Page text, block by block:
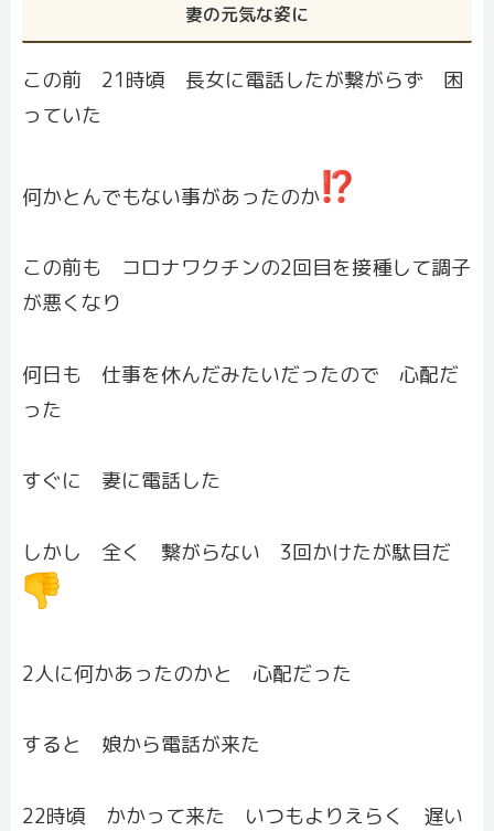
妻の元気な姿に
この前 21時頃 長女に電話したが繋がらず 困
っていた
何かとんでもない事があったのか
この前も コロナワクチンの2回目を接種して調子
が悪くなり
何日も 仕事を休んだみたいだったので 心配だ
った
すぐに 妻に電話した
しかし 全く 繋がらない 3回かけたが駄目だ
2人に何かあったのかと 心配だった
すると 娘から電話が来た
22時頃 かかって来た いつもよりえらく 遅い